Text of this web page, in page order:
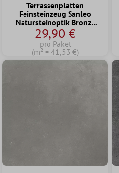
Terrassenplatten
Feinsteinzeug Sanleo
Natursteinoptik Bronze
60x60x2cm
29,90 €
pro Paket
(m² = 41,53 €)